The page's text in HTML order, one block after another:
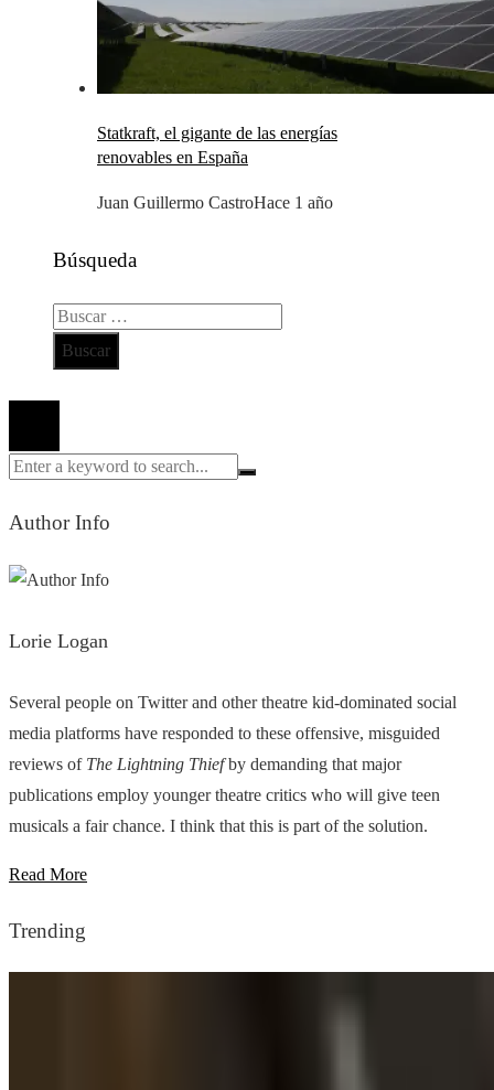
Statkraft, el gigante de las energías
renovables en España
Juan Guillermo CastroHace 1 año
Búsqueda
Buscar:
Author Info
Lorie Logan
Several people on Twitter and other theatre kid-dominated social
media platforms have responded to these offensive, misguided
reviews of The Lightning Thiefby demanding that major
publications employ younger theatre critics who will give teen
musicals a fair chance. I think that this is part of the solution.
Read More
Trending